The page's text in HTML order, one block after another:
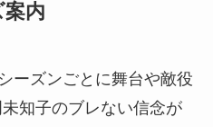
案内
ーズンごとに舞台や敵役
知子のブレない信念が